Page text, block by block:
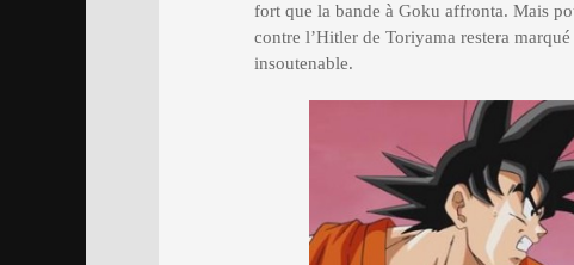
fort que la bande à Goku affronta. Mais
contre l’Hitler de Toriyama restera
insoutenable.